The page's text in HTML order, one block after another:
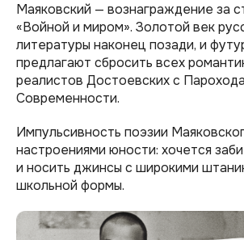
Маяковский — вознаграждение за
«Войной и миром». Золотой век
литературы наконец позади, и
предлагают сбросить всех
реалистов Достоевских с Парохода
Современности.
Импульсивность поэзии
настроениями юности: хочется
и носить джинсы с широкими
школьной формы.